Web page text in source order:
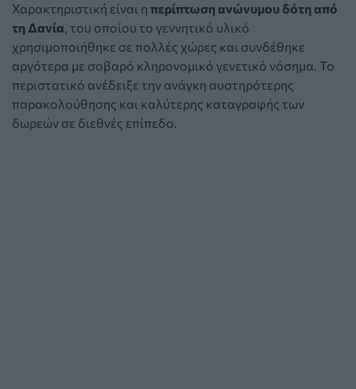
Χαρακτηριστική είναι η περίπτωση ανώνυμου δότη από
τη Δανία, του οποίου το γεννητικό υλικό
χρησιμοποιήθηκε σε πολλές χώρες και συνδέθηκε
αργότερα με σοβαρό κληρονομικό γενετικό νόσημα. Το
περιστατικό ανέδειξε την ανάγκη αυστηρότερης
παρακολούθησης και καλύτερης καταγραφής των
δωρεών σε διεθνές επίπεδο.